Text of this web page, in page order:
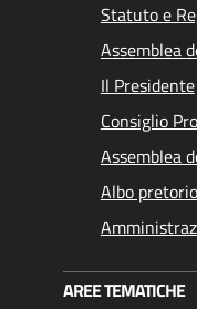
Statuto e
Assemblea
Il Presidente
Consiglio
Assemblea
Albo pretorio
AREE TEMATICHE